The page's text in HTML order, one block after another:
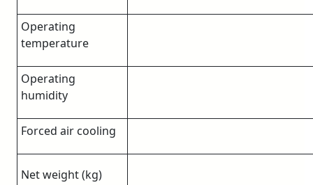
Operating
temperature
Operating
humidity
Forced air cooling
Net weight (kg)